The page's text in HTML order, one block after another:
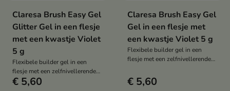
Claresa Brush Easy Gel
Glitter Gel in een flesje
met een kwastje Violet
5 g
Flexibele builder gel in een
flesje met een zelfnivellerende
formule die de natuurlijke
€ 5,60
Claresa Brush Easy Gel
Gel in een flesje met
een kwastje Violet 5 g
Flexibele builder gel in een
flesje met een zelfnivellerende
nagelplaat versterkt, het
opbouwen en verlengen van
€ 5,60